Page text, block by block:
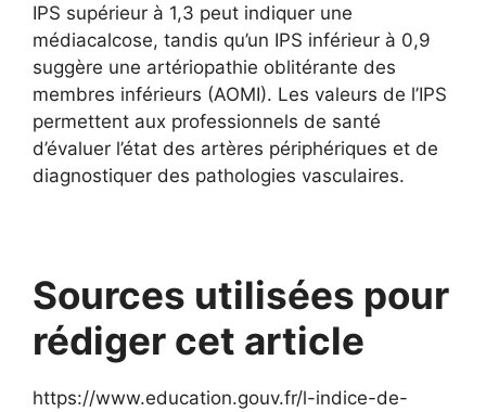
IPS supérieur à 1,3 peut indiquer une
médiacalcose, tandis qu’un IPS inférieur à 0,9
suggère une artériopathie oblitérante des
membres inférieurs (AOMI). Les valeurs de l’IPS
permettent aux professionnels de santé
d’évaluer l’état des artères périphériques et de
diagnostiquer des pathologies vasculaires.
Sources utilisées pour
rédiger cet article
https://www.education.gouv.fr/l-indice-de-